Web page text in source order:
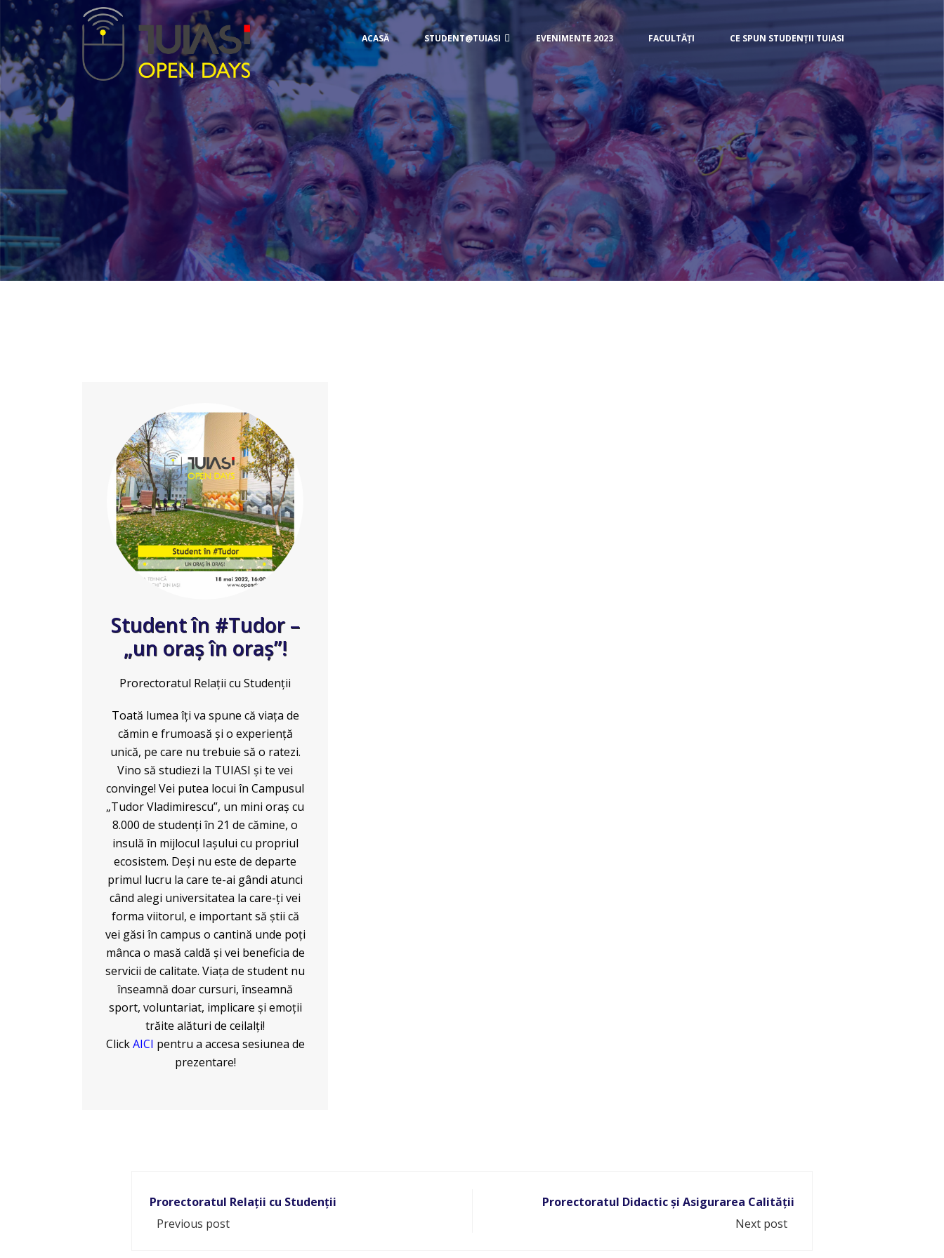
ACASĂ STUDENT@TUIASI EVENIMENTE 2023 FACULTĂȚI CE SPUN STUDENȚII TUIASI
Student în #Tudor –
„un oraș în oraș”!
Prorectoratul Relații cu Studenții
Toată lumea îți va spune că viața de
cămin e frumoasă și o experiență
unică, pe care nu trebuie să o ratezi.
Vino să studiezi la TUIASI și te vei
convinge! Vei putea locui în Campusul
„Tudor Vladimirescu”, un mini oraș cu
8.000 de studenți în 21 de cămine, o
insulă în mijlocul Iașului cu propriul
ecosistem. Deși nu este de departe
primul lucru la care te-ai gândi atunci
când alegi universitatea la care-ți vei
forma viitorul, e important să știi că
vei găsi în campus o cantină unde poți
mânca o masă caldă și vei beneficia de
servicii de calitate. Viața de student nu
înseamnă doar cursuri, înseamnă
sport, voluntariat, implicare și emoții
trăite alături de ceilalți!
ClickAICI pentru a accesa sesiunea de
prezentare!
Prorectoratul Relații cu Studenții
Previous post
Prorectoratul Didactic și Asigurarea Calității
Next post